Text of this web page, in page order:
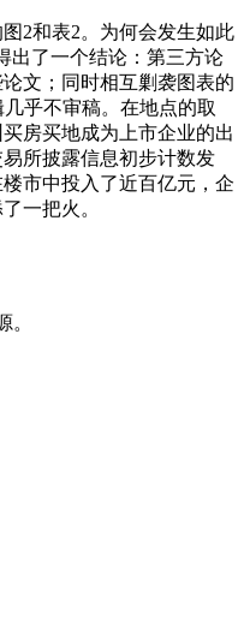
2和表2。为何会发生如此
出了一个结论：第三方论
文；同时相互剿袭图表的
乎不审稿。在地点的取
房买地成为上市企业的出
所披露信息初步计数发
市中投入了近百亿元，企
一把火。
。